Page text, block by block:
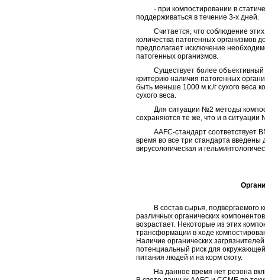
- при компостировании в
поддерживаться в течение 3-х дней.
Считается, что соблюдение этих
количества патогенных организмов
предполагает исключение
патогенных организмов.
Существует более объективный
критерию наличия патогенных
быть меньше 1000 м.к./г сухого веса
сухого веса.
Для ситуации №2 методы
сохраняются те же, что и в ситуации
AAFC-стандарт соответствует
время во все три стандарта
вирусологическая и
В состав сырья, подвергаемого
различных органических
возрастает. Некоторые из этих
трансформации в ходе
Наличие органических
потенциальный риск для
питания людей и на корм скоту.
На данное время нет резона